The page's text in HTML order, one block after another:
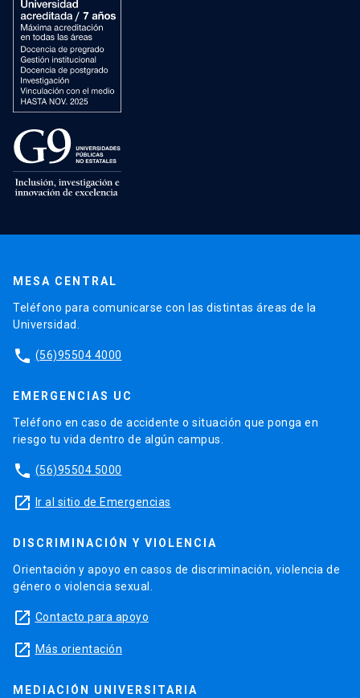
MESA CENTRAL
Teléfono para comunicarse con las distintas áreas de la
Universidad.
phone (56)95504 4000
EMERGENCIAS UC
Teléfono en caso de accidente o situación que ponga en
riesgo tu vida dentro de algún campus.
phone (56)95504 5000
launch Ir al sitio de Emergencias
DISCRIMINACIÓN Y VIOLENCIA
Orientación y apoyo en casos de discriminación, violencia de
género o violencia sexual.
launch Contacto para apoyo
launch Más orientación
MEDIACIÓN UNIVERSITARIA